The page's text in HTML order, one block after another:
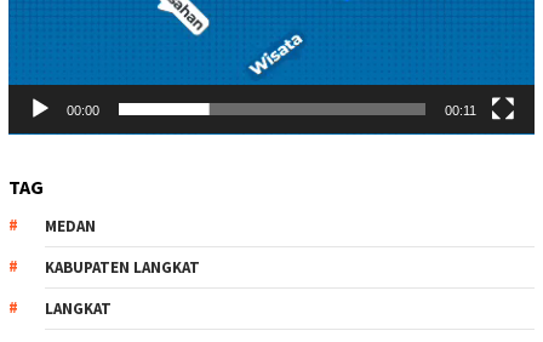
00:00 00:11
TAG
MEDAN
KABUPATEN LANGKAT
LANGKAT